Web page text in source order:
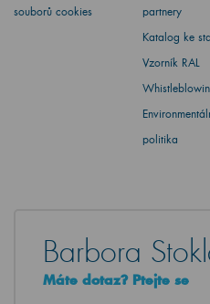
souborů cookies
partnery
Katalog ke
Vzorník RAL
politika
Barbora
Máte dotaz? Ptejte se